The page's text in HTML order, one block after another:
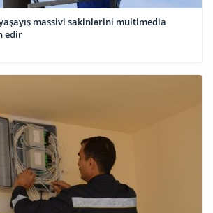
massivi sakinlərini multimedia
edir